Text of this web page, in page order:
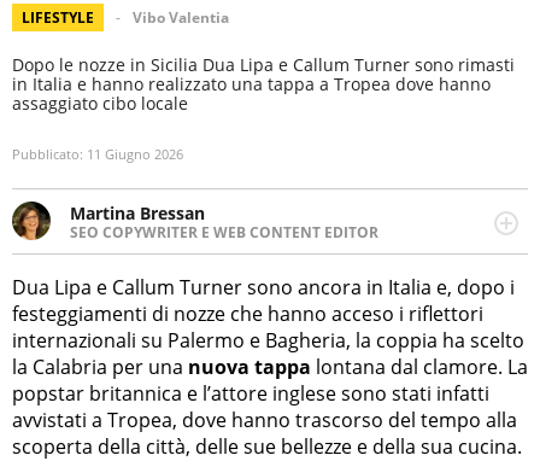
LIFESTYLE Vibo Valentia
Dopo le nozze in Sicilia Dua Lipa e Callum Turner sono rimasti
in Italia e hanno realizzato una tappa a Tropea dove hanno
assaggiato cibo locale
Pubblicato: 11 Giugno 2026
Martina Bressan
SEO COPYWRITER E WEB CONTENT EDITOR
Appassionata di viaggi, di trail running e di yoga, ama
scoprire nuovi posti e nuove culture. Curiosa,
determinata e intraprendente adora leggere ma
soprattutto scrivere.
Dua Lipa e Callum Turner sono ancora in Italia e, dopo i
festeggiamenti di nozze che hanno acceso i riflettori
internazionali su Palermo e Bagheria, la coppia ha scelto
la Calabria per una nuova tappa lontana dal clamore. La
popstar britannica e l’attore inglese sono stati infatti
avvistati a Tropea, dove hanno trascorso del tempo alla
scoperta della città, delle sue bellezze e della sua cucina.